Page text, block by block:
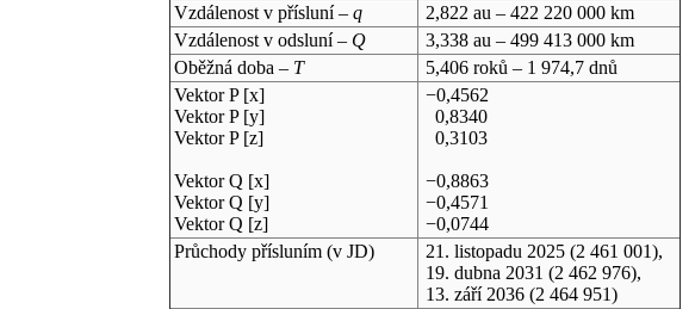
Vzdálenost v přísluní – q
2,822 au – 422 220 000 km
Vzdálenost v odsluní – Q
3,338 au – 499 413 000 km
Oběžná doba – T
5,406 roků – 1 974,7 dnů
Vektor P [x]
Vektor P [y]
Vektor P [z]
Vektor Q [x]
Vektor Q [y]
Vektor Q [z]
−0,4562
0,8340
0,3103
−0,8863
−0,4571
−0,0744
Průchody přísluním (v JD) 21. listopadu 2025(2 461 001),
19. dubna 2031 (2 462 976),
13. září 2036(2 464 951)